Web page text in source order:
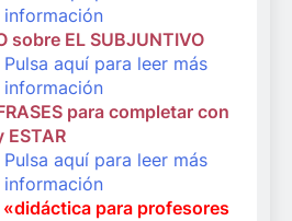
información
sobre EL SUBJUNTIVO
Pulsa aquí para leer más
información
para completar con
ESTAR
Pulsa aquí para leer más
información
para profesores